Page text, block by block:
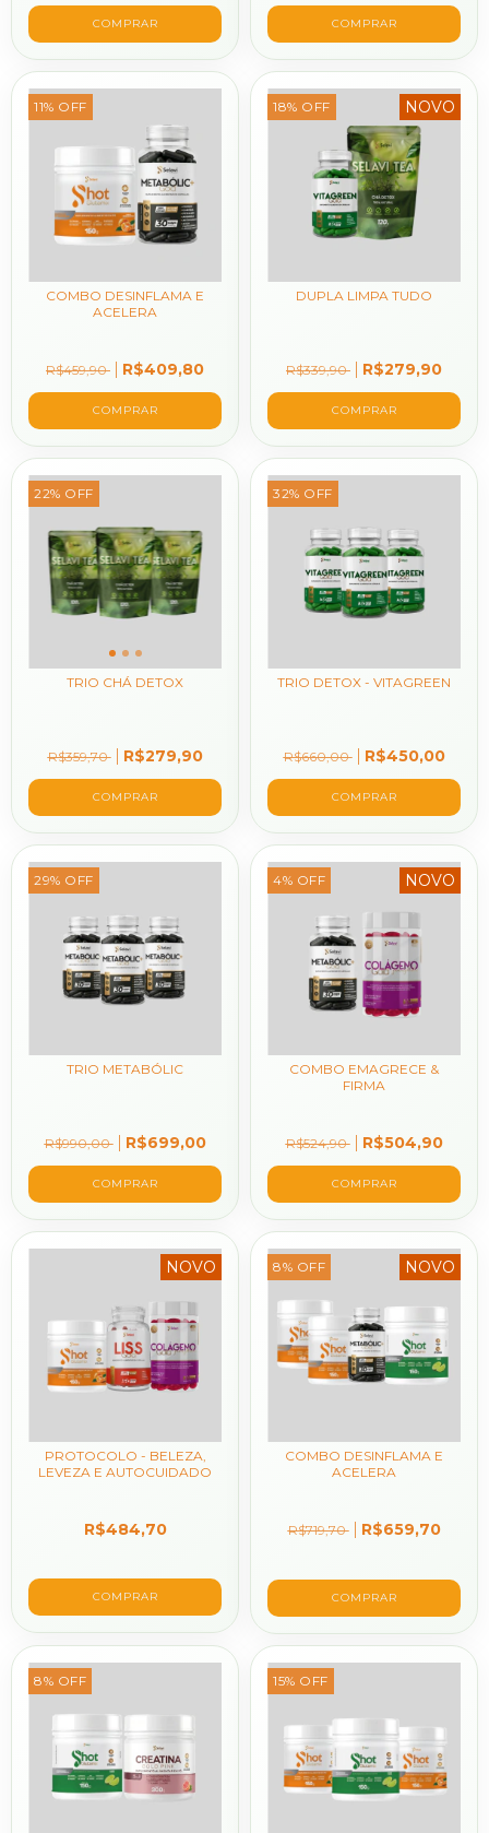
COMPRAR
11% OFF
COMBO DESINFLAMA E
ACELERA
R$459,90 R$409,80
18% OFF NOVO
DUPLA LIMPA TUDO
R$339,90 R$279,90
22% OFF
TRIO CHÁ DETOX
R$359,70 R$279,90
32% OFF
TRIO DETOX - VITAGREEN
R$660,00 R$450,00
29% OFF
TRIO METABÓLIC
R$990,00 R$699,00
4% OFF NOVO
COMBO EMAGRECE &
FIRMA
R$524,90 R$504,90
NOVO
PROTOCOLO - BELEZA,
LEVEZA E AUTOCUIDADO
R$484,70
8% OFF NOVO
COMBO DESINFLAMA E
ACELERA
R$719,70 R$659,70
8% OFF 15% OFF